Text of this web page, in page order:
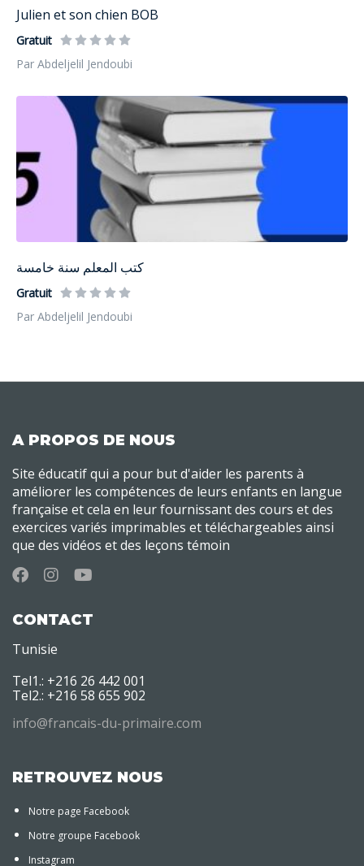
Julien et son chien BOB
Gratuit
Par Abdeljelil Jendoubi
كتب المعلم سنة خامسة
Gratuit
Par Abdeljelil Jendoubi
A PROPOS DE NOUS
Site éducatif qui a pour but d'aider les parents à
améliorer les compétences de leurs enfants en langue
française et cela en leur fournissant des cours et des
exercices variés imprimables et téléchargeables ainsi
que des vidéos et des leçons témoin
CONTACT
Tunisie
Tel1.: +216 26 442 001
Tel2.: +216 58 655 902
info@francais-du-primaire.com
RETROUVEZ NOUS
Notre page Facebook
Notre groupe Facebook
Instagram